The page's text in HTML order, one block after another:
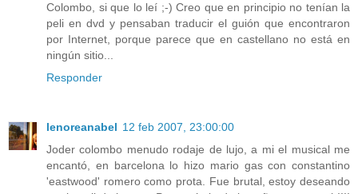
Colombo, si que lo leí ;-) Creo que en principio no tenían la
peli en dvd y pensaban traducir el guión que encontraron
por Internet, porque parece que en castellano no está en
ningún sitio...
Responder
lenoreanabel 12 feb 2007, 23:00:00
Joder colombo menudo rodaje de lujo, a mi el musical me
encantó, en barcelona lo hizo mario gas con constantino
'eastwood' romero como prota. Fue brutal, estoy deseando